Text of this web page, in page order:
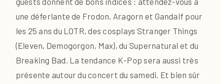
une déferlante de Frodon, Aragorn et Gandalf pour
les 25 ans du LOTR, des cosplays Stranger Things
(Eleven, Demogorgon, Max), du Supernatural et du
Breaking Bad. La tendance K-Pop sera aussi très
présente autour du concert du samedi. Et bien sûr